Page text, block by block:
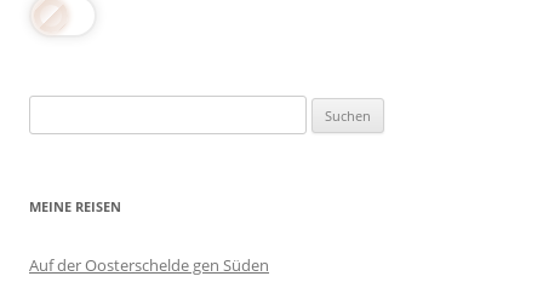
nach:
MEINE REISEN
Auf der Oosterschelde gen Süden